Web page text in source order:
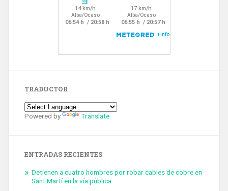
TRADUCTOR
Powered by Translate
ENTRADAS RECIENTES
Detienen a cuatro hombres por robar cables de cobre en
Sant Martí en la vía pública